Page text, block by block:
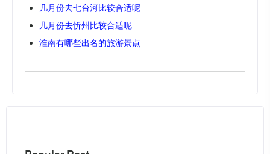
几月份去七台河比较合适呢
几月份去忻州比较合适呢
淮南有哪些出名的旅游景点